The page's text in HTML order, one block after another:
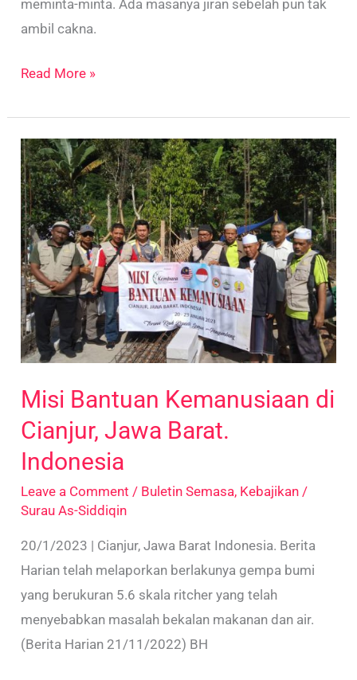
meminta-minta. Ada masanya jiran sebelah pun tak
ambil cakna.
Read More »
Misi Bantuan Kemanusiaan di
Cianjur, Jawa Barat.
Indonesia
Leave a Comment / Buletin Semasa, Kebajikan /
Surau As-Siddiqin
20/1/2023 | Cianjur, Jawa Barat Indonesia. Berita
Harian telah melaporkan berlakunya gempa bumi
yang berukuran 5.6 skala ritcher yang telah
menyebabkan masalah bekalan makanan dan air.
(Berita Harian 21/11/2022) BH
Misi
Bantuan
Kemanusiaan
di
Cianjur,
Jawa
Barat.
Indonesia